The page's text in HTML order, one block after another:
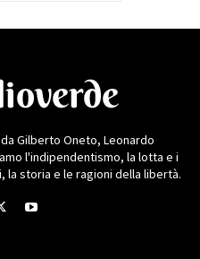
Gilberto Oneto, Leonardo
l'indipendentismo, la lotta e i
storia e le ragioni della libertà.